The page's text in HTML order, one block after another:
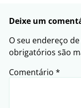
Deixe um
O seu endereço
obrigatórios são
Comentário *